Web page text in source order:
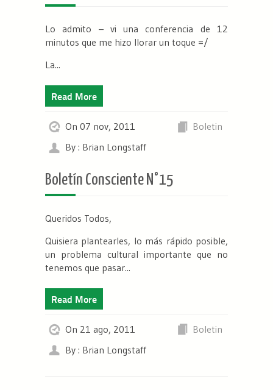
Lo admito – vi una conferencia de 12
minutos que me hizo llorar un toque =/
La...
Read More
On 07 nov, 2011
Boletin
By : Brian Longstaff
Boletín Consciente N°15
Queridos Todos,
Quisiera plantearles, lo más rápido posible,
un problema cultural importante que no
tenemos que pasar...
Read More
On 21 ago, 2011
Boletin
By : Brian Longstaff